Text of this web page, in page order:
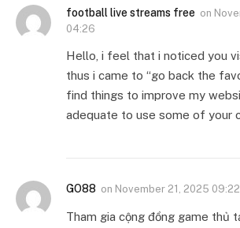
football live streams free on
04:26
Hello, i feel that i noticed you
thus i came to “go back the
find things to improve my
adequate to use some of your
GO88 on November 21, 2025 09:22
Tham gia cộng đồng game thủ